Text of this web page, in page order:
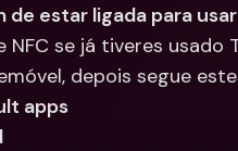
estar ligada para
se já tiveres usado
depois segue
apps